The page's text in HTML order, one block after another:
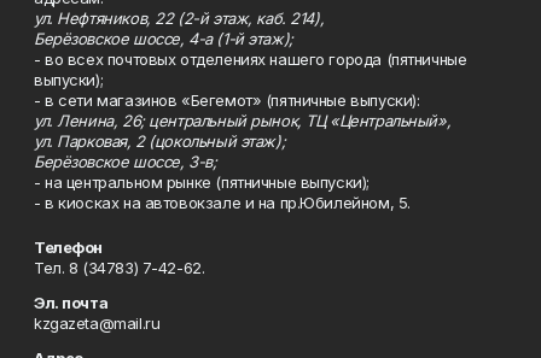
ул. Нефтяников, 22 (2-й этаж, каб. 214),
Берёзовское шоссе, 4-а (1-й этаж);
- во всех почтовых отделениях нашего города (пятничные
выпуски);
- в сети магазинов «Бегемот» (пятничные выпуски):
ул. Ленина, 26; центральный рынок, ТЦ «Центральный»,
ул. Парковая, 2 (цокольный этаж);
Берёзовское шоссе, 3-в;
- на центральном рынке (пятничные выпуски);
- в киосках на автовокзале и на пр.Юбилейном, 5.
Телефон
Тел. 8 (34783) 7-42-62.
Эл. почта
kzgazeta@mail.ru